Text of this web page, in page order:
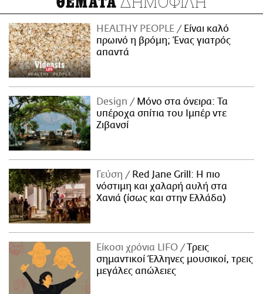
HEALTHY PEOPLE
Είναι καλό
πρωινό η βρόμη; Ένας γιατρός
απαντά
Design
Μόνο στα όνειρα: Τα
υπέροχα σπίτια του Ιμπέρ ντε
Ζιβανσί
Γεύση
Red Jane Grill: Η πιο
νόστιμη και χαλαρή αυλή στα
Χανιά (ίσως και στην Ελλάδα)
Είκοσι χρόνια LIFO
Tρεις
σημαντικοί Έλληνες μουσικοί, τρεις
μεγάλες απώλειες